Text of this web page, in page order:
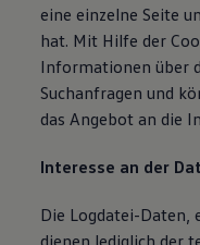
eine einzelne Seite
hat. Mit Hilfe der
Informationen über
Suchanfragen und
das Angebot an die
Interesse an der
Die Logdatei-Daten,
dienen lediglich der